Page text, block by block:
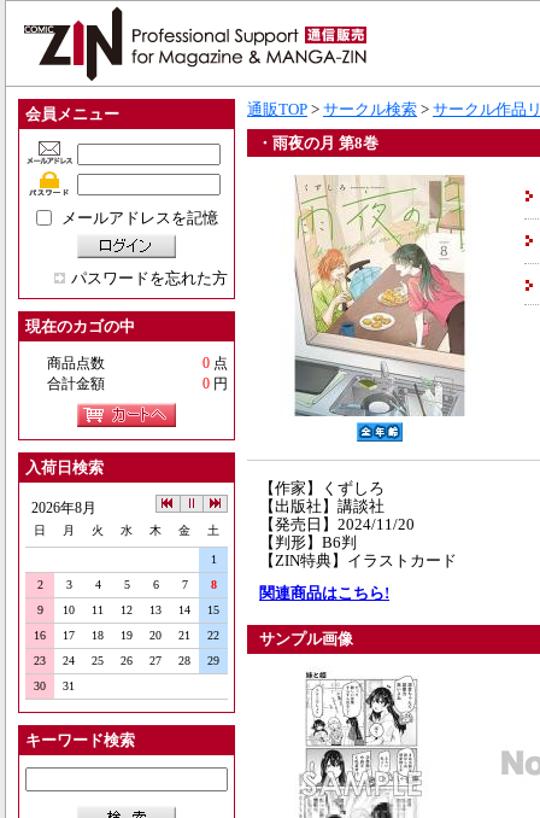
会員メニュー
メールアドレスを記憶
パスワードを忘れた方
現在のカゴの中
商品点数 0 点
合計金額
0 円
入荷日検索
2026年8月
日 月 火 水 木 金 土
1
2
3 4 5 6 7
8
9
10 11 12 13 14
15
16
17 18 19 20 21
22
23
24 25 26 27 28
29
30
31
キーワード検索
通販TOP > サークル検索 > サークル作品
・雨夜の月 第8巻
【作家】くずしろ
【出版社】講談社
【発売日】2024/11/20
【判形】B6判
【ZIN特典】イラストカード
関連商品はこちら!
サンプル画像